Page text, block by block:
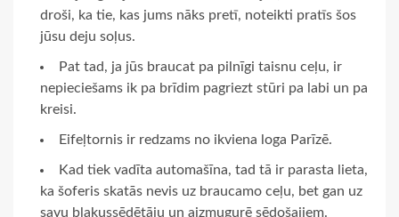
droši, ka tie, kas jums nāks pretī, noteikti pratīs šos
jūsu deju soļus.
Pat tad, ja jūs braucat pa pilnīgi taisnu ceļu, ir
nepieciešams ik pa brīdim pagriezt stūri pa labi un pa
kreisi.
Eifeļtornis ir redzams no ikviena loga Parīzē.
Kad tiek vadīta automašīna, tad tā ir parasta lieta,
ka šoferis skatās nevis uz braucamo ceļu, bet gan uz
savu blakussēdētāju un aizmugurē sēdošajiem.